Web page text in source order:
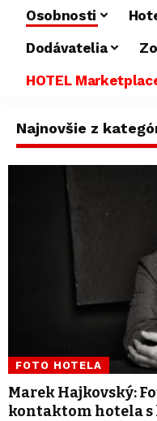
Osobnosti
Dodávatelia
HOTEL
Najnovšie z
FOTO HOTELA
Marek Hajkovský:
kontaktom hotela s